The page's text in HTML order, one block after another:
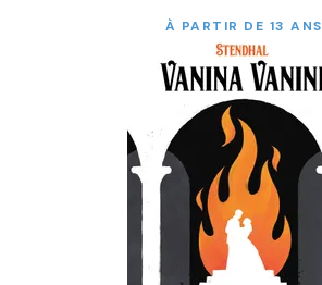
À PARTIR DE 13 ANS